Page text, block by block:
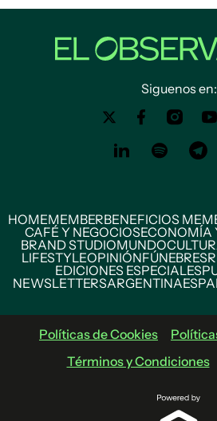
Siguenos en:
HOMEMEMBERBENEFICIOS
CAFÉ Y NEGOCIOSECONOMÍA
BRAND STUDIOMUNDO
LIFESTYLEOPINIÓNFÚNEBRES
EDICIONES ESPECIALES
NEWSLETTERSARGENTINA
Políticas de Cookies
Términos y Condiciones